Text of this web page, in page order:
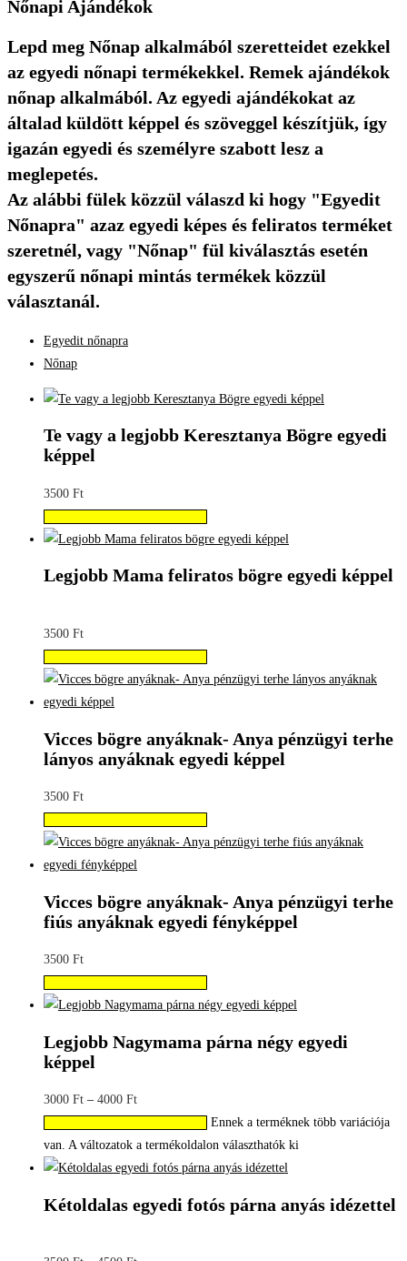
Nőnapi Ajándékok
Lepd meg Nőnap alkalmából szeretteidet ezekkel
az egyedi nőnapi termékekkel. Remek ajándékok
nőnap alkalmából. Az egyedi ajándékokat az
általad küldött képpel és szöveggel készítjük, így
igazán egyedi és személyre szabott lesz a
meglepetés.
Az alábbi fülek közzül válaszd ki hogy "Egyedit
Nőnapra" azaz egyedi képes és feliratos terméket
szeretnél, vagy "Nőnap" fül kiválasztás esetén
egyszerű nőnapi mintás termékek közzül
választanál.
Egyedit nőnapra
Nőnap
Te vagy a legjobb Keresztanya Bögre egyedi
képpel
3500 Ft
Legjobb Mama feliratos bögre egyedi képpel
3500 Ft
Vicces bögre anyáknak- Anya pénzügyi terhe
lányos anyáknak egyedi képpel
3500 Ft
Vicces bögre anyáknak- Anya pénzügyi terhe
fiús anyáknak egyedi fényképpel
3500 Ft
Legjobb Nagymama párna négy egyedi
képpel
3000 Ft – 4000 Ft
Ennek a terméknek több variációja
van. A változatok a termékoldalon választhatók ki
Kétoldalas egyedi fotós párna anyás idézettel